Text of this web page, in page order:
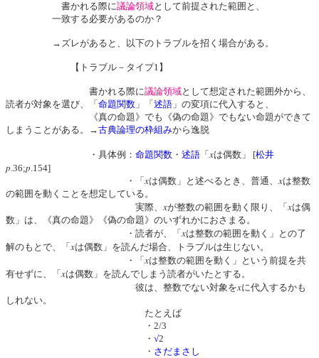
書かれる際に議論領域として前提された範囲と、
一致する必要があるのか？
→ ズレがあると、以下のトラブルを招く場合がある。
【トラブル－タイプ1】
書かれる際に議論領域として想定された範囲外から、
読者が対象を選び、「 命題関数 」「 述語 」の変項に代入すると、
《真の命題》でも《偽の命題》でもない命題ができて
しまうことがある。→古典論理の枠組みから逸脱
・具体例： 命題関数 ・ 述語 「xは偶数」 [松井
p.36;p.154]
・「xは偶数」と述べるとき、普通、xは整数
の範囲を動くことを想定している。
実際、xが整数の範囲を動く限り、「xは偶
数」は、《真の命題》《偽の命題》のいずれかにおさまる。
・読者が、「xは整数の範囲を動く」との了
解のもとで、「xは偶数」を読んだ場合、トラブルは生じない。
・「xは整数の範囲を動く」という前提を共
有せずに、「xは偶数」を読んでしまう読者がいたとする。
彼は、整数でない対象をxに代入するかも
しれない。
たとえば
・2/3
・ √2
・ さだまさし